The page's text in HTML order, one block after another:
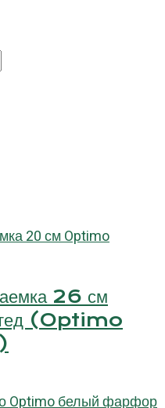
26 см
(Optimo